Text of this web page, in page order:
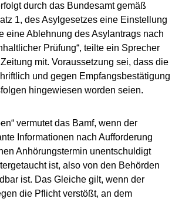
durch das Bundesamt gemäß
1, des Asylgesetzes eine Einstellung
eine Ablehnung des Asylantrags nach
Prüfung“, teilte ein Sprecher
mit. Voraussetzung sei, dass die
und gegen Empfangsbestätigung
hingewiesen worden seien.
vermutet das Bamf, wenn der
Informationen nach Aufforderung
Anhörungstermin unentschuldigt
ist, also von den Behörden
ist. Das Gleiche gilt, wenn der
die Pflicht verstößt, an dem